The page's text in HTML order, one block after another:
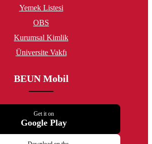
Yemek Listesi
OBS
Kurumsal Kimlik
Üniversite Vakfı
BEUN Mobil
Get it on
Google Play